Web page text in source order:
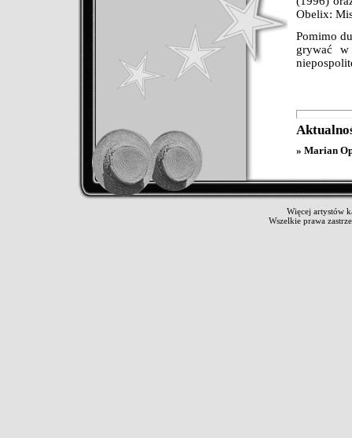
Obelix:
Pomimo
grywać
» Marian
Więcej artystów
Wszelkie prawa